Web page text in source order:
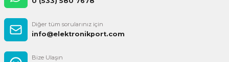
Diğer tüm sorularınız için
info@elektronikport.com
Bize Ulaşın